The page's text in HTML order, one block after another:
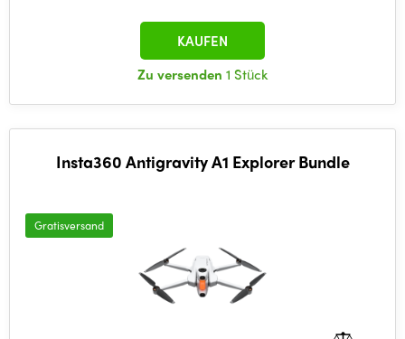
Zu versenden 1 Stück
KAUFEN
Insta360 Antigravity A1 Explorer Bundle
Gratisversand